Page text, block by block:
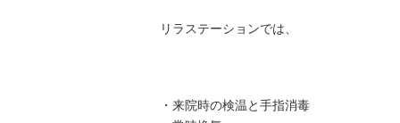
リラステーションでは、
・来院時の検温と手指消毒